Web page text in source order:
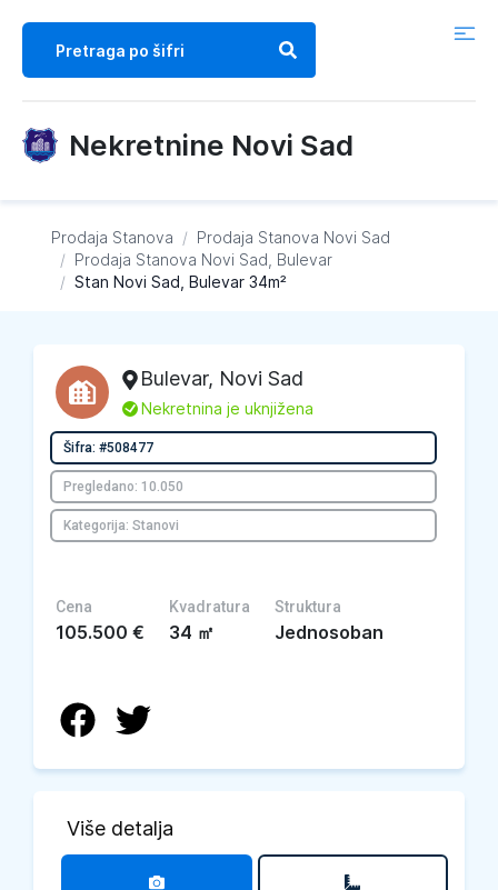
Nekretnine Novi Sad
Prodaja Stanova / Prodaja Stanova Novi Sad
/ Prodaja Stanova Novi Sad, Bulevar
/ Stan Novi Sad, Bulevar 34m²
Bulevar, Novi Sad
L Nekretnina je uknjižena
Šifra: #508477
Pregledano: 10.050
Kategorija: Stanovi
Cena
105.500 €
Kvadratura
34 ㎡
Struktura
Jednosoban
Više detalja